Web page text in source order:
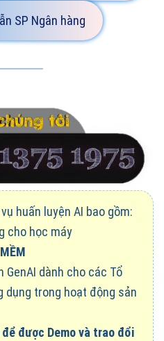
SP Ngân hàng
huấn luyện AI bao gồm:
cho học máy
dành cho các Tổ
dụng trong hoạt động sản
được Demo và trao đổi